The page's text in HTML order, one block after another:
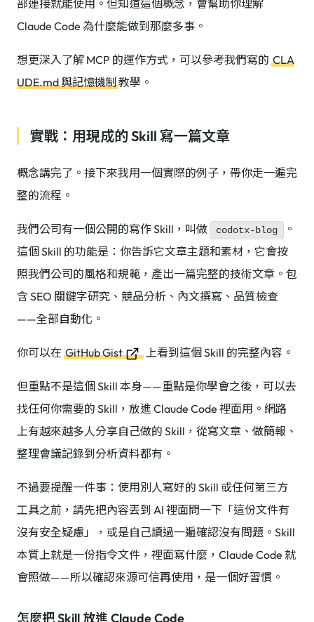
部連接就能使用。但知道這個概念，會幫助你理解
Claude Code 為什麼能做到那麼多事。
想更深入了解 MCP 的運作方式，可以參考我們寫的 CLA
UDE.md 與記憶機制教學。
實戰：用現成的 Skill 寫一篇文章
概念講完了。接下來我用一個實際的例子，帶你走一遍完
整的流程。
我們公司有一個公開的寫作 Skill，叫做 codotx-blog
。
這個 Skill 的功能是：你告訴它文章主題和素材，它會按
照我們公司的風格和規範，產出一篇完整的技術文章。包
含 SEO 關鍵字研究、競品分析、內文撰寫、品質檢查
——全部自動化。
你可以在 GitHub Gist 上看到這個 Skill 的完整內容。
但重點不是這個 Skill 本身——重點是你學會之後，可以去
找任何你需要的 Skill，放進 Claude Code 裡面用。網路
上有越來越多人分享自己做的 Skill，從寫文章、做簡報、
整理會議記錄到分析資料都有。
不過要提醒一件事：使用別人寫好的 Skill 或任何第三方
工具之前，請先把內容丟到 AI 裡面問一下「這份文件有
沒有安全疑慮」，或是自己讀過一遍確認沒有問題。Skill
本質上就是一份指令文件，裡面寫什麼，Claude Code 就
會照做——所以確認來源可信再使用，是一個好習慣。
怎麼把 Skill 放進 Claude Code